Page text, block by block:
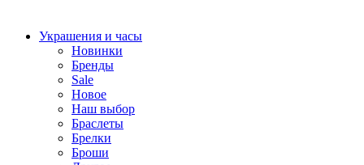
Украшения и часы
Новинки
Бренды
Sale
Новое
Наш выбор
Браслеты
Брелки
Броши